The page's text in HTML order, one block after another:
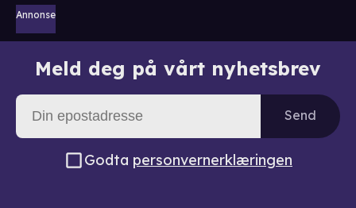
Annonse
Meld deg på vårt nyhetsbrev
Send
Godta personvernerklæringen